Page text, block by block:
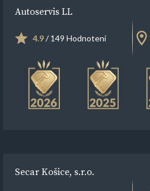
Autoservis LL
4.9/ 149 Hodnotení
Secar Košice, s.r.o.